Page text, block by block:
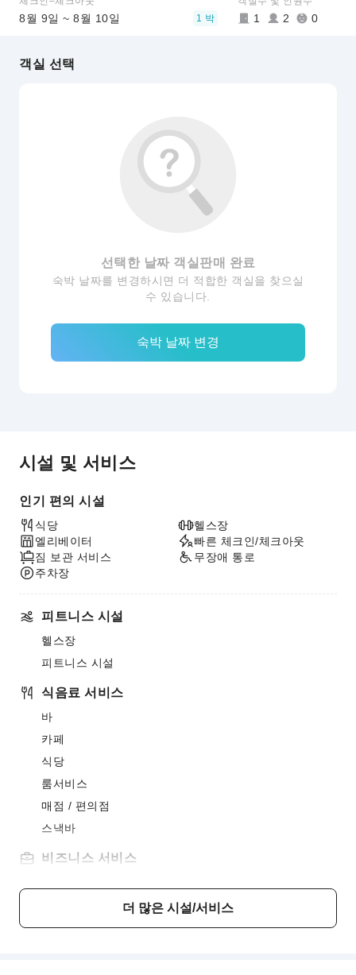
8월 9일 ~ 8월 10일 1 박 1 2 0
객실 선택
선택한 날짜 객실판매 완료
숙박 날짜를 변경하시면 더 적합한 객실을 찾으실
수 있습니다.
숙박 날짜 변경
시설 및 서비스
인기 편의 시설
식당
엘리베이터
짐 보관 서비스
주차장
헬스장
빠른 체크인/체크아웃
무장애 통로
피트니스 시설
헬스장
피트니스 시설
식음료 서비스
바
카페
식당
룸서비스
매점 / 편의점
스낵바
비즈니스 서비스
더 많은 시설/서비스